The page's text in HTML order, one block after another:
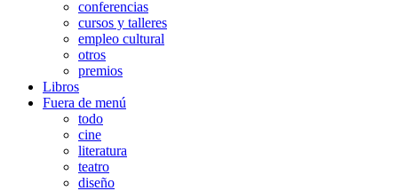
conferencias
cursos y talleres
empleo cultural
otros
premios
Libros
Fuera de menú
todo
cine
literatura
teatro
diseño